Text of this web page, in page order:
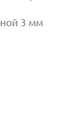
3 мм